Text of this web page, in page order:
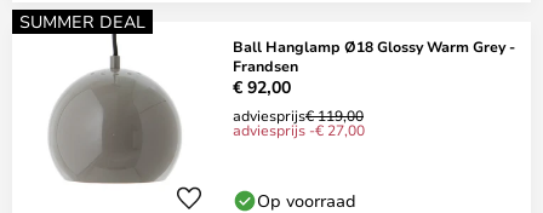
SUMMER DEAL
Ball Hanglamp Ø18 Glossy Warm Grey -
Frandsen
€ 92,00
adviesprijs€ 119,00
adviesprijs -€ 27,00
Op voorraad